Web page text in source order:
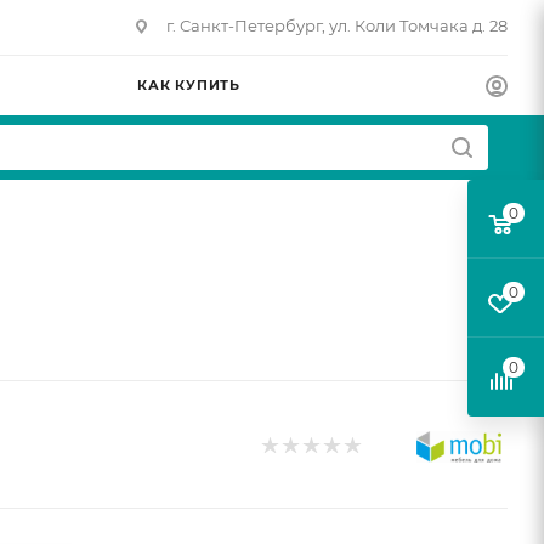
г. Санкт-Петербург, ул. Коли Томчака д. 28
КАК КУПИТЬ
0
0
0